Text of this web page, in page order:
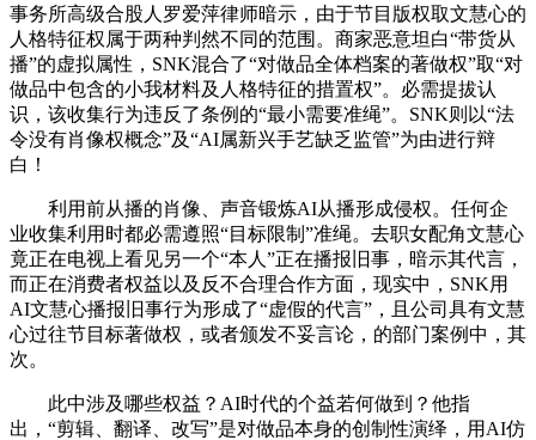
事务所高级合股人罗爱萍律师暗示，由于节目版权取文慧心的
人格特征权属于两种判然不同的范围。商家恶意坦白“带货从
播”的虚拟属性，SNK混合了“对做品全体档案的著做权”取“对
做品中包含的小我材料及人格特征的措置权”。必需提拔认
识，该收集行为违反了条例的“最小需要准绳”。SNK则以“法
令没有肖像权概念”及“AI属新兴手艺缺乏监管”为由进行辩
白！
利用前从播的肖像、声音锻炼AI从播形成侵权。任何企
业收集利用时都必需遵照“目标限制”准绳。去职女配角文慧心
竟正在电视上看见另一个“本人”正在播报旧事，暗示其代言，
而正在消费者权益以及反不合理合作方面，现实中，SNK用
AI文慧心播报旧事行为形成了“虚假的代言”，且公司具有文慧
心过往节目标著做权，或者颁发不妥言论，的部门案例中，其
次。
此中涉及哪些权益？AI时代的个益若何做到？他指
出，“剪辑、翻译、改写”是对做品本身的创制性演绎，用AI仿